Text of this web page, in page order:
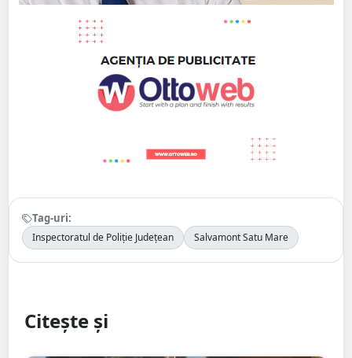
Tag-uri:
Inspectoratul de Poliție Județean Salvamont Satu Mare
Citește și